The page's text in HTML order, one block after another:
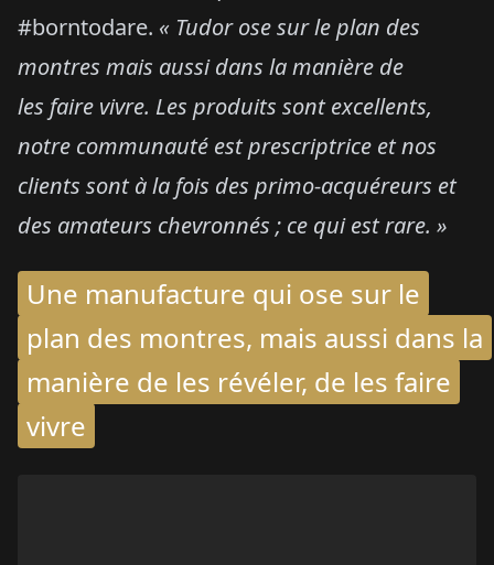
#borntodare. « Tudor ose sur le plan des
montres mais aussi dans la manière de
les faire vivre. Les produits sont excellents,
notre communauté est prescriptrice et nos
clients sont à la fois des primo-acquéreurs et
des amateurs chevronnés ; ce qui est rare. »
Une manufacture qui ose sur le
plan des montres, mais aussi dans la
manière de les révéler, de les faire
vivre